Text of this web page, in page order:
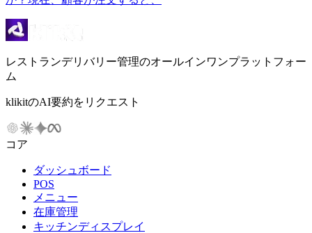
レストランデリバリー管理のオールインワンプラットフォー
ム
klikitのAI要約をリクエスト
コア
ダッシュボード
POS
メニュー
在庫管理
キッチンディスプレイ